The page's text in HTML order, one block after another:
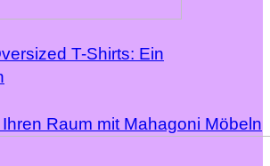
T-Shirts: Ein
Raum mit Mahagoni Möbeln